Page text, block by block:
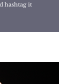
hashtag it